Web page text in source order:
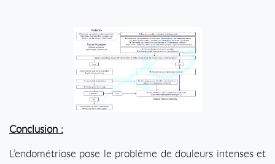
Conclusion :
L’endométriose pose le problème de douleurs intenses et